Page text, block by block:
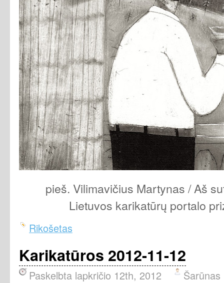
pieš. Vilimavičius Martynas / Aš
Lietuvos karikatūrų portalo
Rikošetas
Karikatūros 2012-11-12
Paskelbta lapkričio 12th, 2012 Šarūnas